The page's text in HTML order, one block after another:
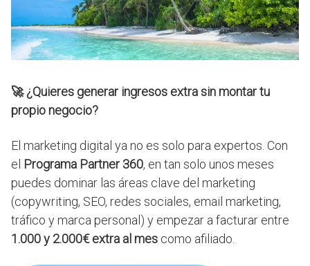
🚀 ¿Quieres generar ingresos extra sin montar tu
propio negocio?
El marketing digital ya no es solo para expertos. Con
el Programa Partner 360, en tan solo unos meses
puedes dominar las áreas clave del marketing
(copywriting, SEO, redes sociales, email marketing,
tráfico y marca personal) y empezar a facturar entre
1.000 y 2.000€ extra al mes como afiliado.